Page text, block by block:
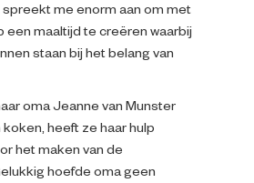
me enorm aan om met
een maaltijd te creëren waarbij
staan bij het belang van
oma Jeanne van Munster
heeft ze haar hulp
het maken van de
hoefde oma geen